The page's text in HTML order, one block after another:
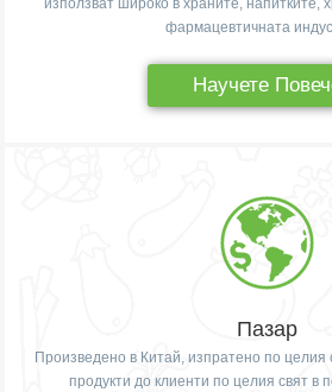
използват широко в храните, напитките,
фармацевтичната
Научете
Пазар
Произведено в Китай, изпратено по целия
продукти до клиенти по целия свят в